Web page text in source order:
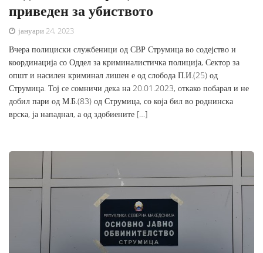
приведен за убиството
јануари 24, 2023
Вчера полициски службеници од СВР Струмица во содејство и
координација со Оддел за криминалистичка полиција, Сектор за
општ и насилен криминал лишен е од слобода П.И.(25) од
Струмица. Тој се сомничи дека на 20.01.2023, откако побарал и не
добил пари од М.Б.(83) од Струмица, со која бил во роднинска
врска, ја нападнал, а од здобиените […]